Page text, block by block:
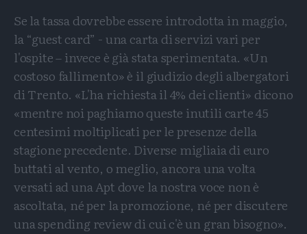
Se la tassa dovrebbe essere introdotta in maggio,
la “guest card” - una carta di servizi vari per
l'ospite – invece è già stata sperimentata. «Un
costoso fallimento» è il giudizio degli albergatori
di Trento. «L'ha richiesta il 4% dei clienti» dicono
«mentre noi paghiamo queste inutili carte 45
centesimi moltiplicati per le presenze della
stagione precedente. Diverse migliaia di euro
buttati al vento, o meglio, ancora una volta
versati ad una Apt dove la nostra voce non è
ascoltata, né per la promozione, né per discutere
una spending review di cui c'è un gran bisogno».